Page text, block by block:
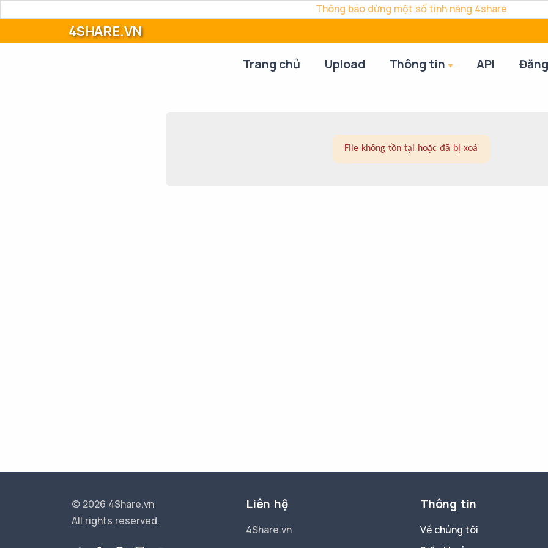
Thông báo dừng một số tính năng 4share
4SHARE.VN
Trang chủ Upload Thông tin API
File không tồn tại hoặc đã bị xoá
© 2026 4Share.vn
All rights reserved.
Liên hệ
4Share.vn
Thông tin
Về chúng tôi